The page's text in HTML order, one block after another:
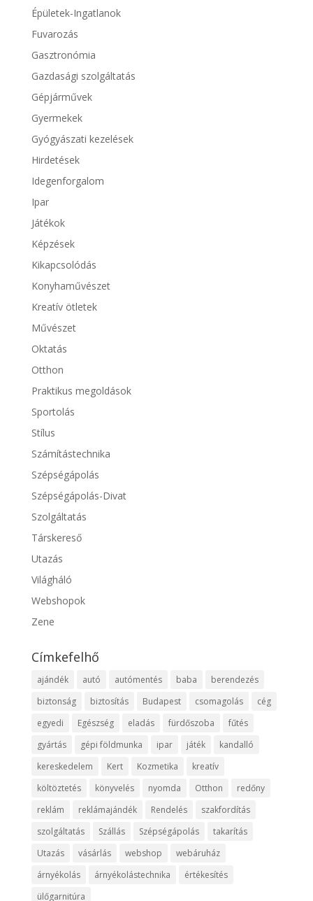
Épületek-Ingatlanok
Fuvarozás
Gasztronómia
Gazdasági szolgáltatás
Gépjárművek
Gyermekek
Gyógyászati kezelések
Hirdetések
Idegenforgalom
Ipar
Játékok
Képzések
Kikapcsolódás
Konyhaművészet
Kreatív ötletek
Művészet
Oktatás
Otthon
Praktikus megoldások
Sportolás
Stílus
Számítástechnika
Szépségápolás
Szépségápolás-Divat
Szolgáltatás
Társkereső
Utazás
Világháló
Webshopok
Zene
Címkefelhő
ajándék autó autómentés baba
berendezés
biztonság
biztosítás Budapest csomagolás
cég
egyedi
Egészség eladás fürdőszoba
fűtés
gyártás
gépi földmunka ipar játék
kandalló
kereskedelem
Kert Kozmetika
kreatív
költöztetés
könyvelés nyomda Otthon
redőny
reklám
reklámajándék Rendelés
szakfordítás
szolgáltatás
Szállás Szépségápolás
takarítás
Utazás
vásárlás webshop
webáruház
árnyékolás
árnyékolástechnika
értékesítés
ülőgarnitúra